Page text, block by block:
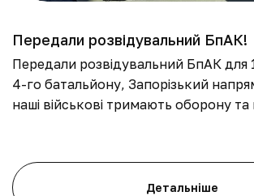
Передали розвідувальний БпАК!
Передали розвідувальний БпАК для
4-го батальйону, Запорізький
наші військові тримають оборону та
Детальніше